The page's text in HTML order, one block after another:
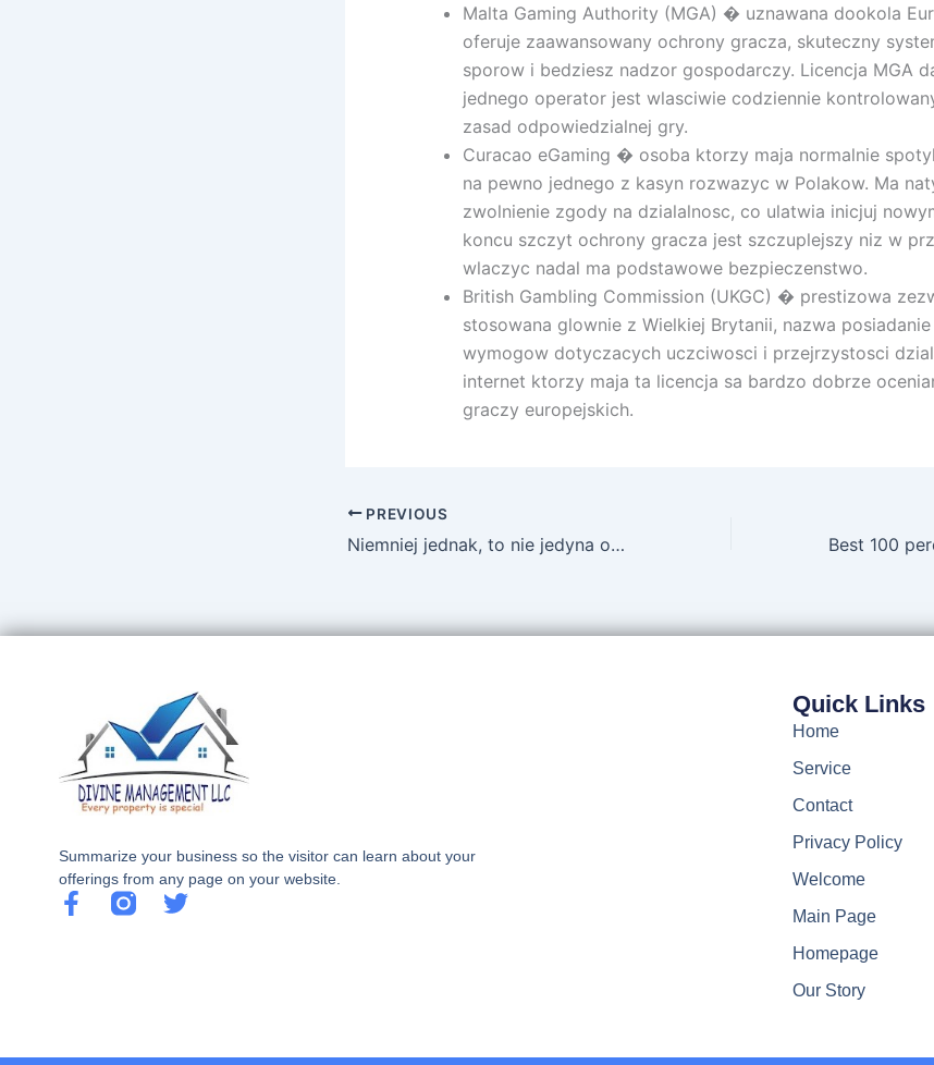
Malta Gaming Authority (MGA) � uznawana dookola
oferuje zaawansowany ochrony gracza, skuteczny
sporow i bedziesz nadzor gospodarczy. Licencja MGA
jednego operator jest wlasciwie codziennie
zasad odpowiedzialnej gry.
Curacao eGaming � osoba ktorzy maja normalnie
na pewno jednego z kasyn rozwazyc w Polakow. Ma
zwolnienie zgody na dzialalnosc, co ulatwia inicjuj
koncu szczyt ochrony gracza jest szczuplejszy niz w
wlaczyc nadal ma podstawowe bezpieczenstwo.
British Gambling Commission (UKGC) � prestizowa
stosowana glownie z Wielkiej Brytanii, nazwa
wymogow dotyczacych uczciwosci i przejrzystosci
internet ktorzy maja ta licencja sa bardzo dobrze
graczy europejskich.
PREVIOUS
Niemniej jednak, to nie jedyna opcja, ktora moze zarabia na popularnosci
Summarize your business so the visitor can learn about your
offerings from any page on your website.
F
a
o
T
r
Quick Links
Home
Service
Contact
Privacy Policy
Welcome
Main Page
Homepage
Our Story